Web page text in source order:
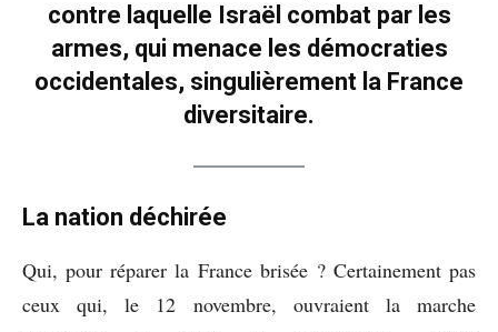
contre laquelle Israël combat par les
armes, qui menace les démocraties
occidentales, singulièrement la France
diversitaire.
La nation déchirée
Qui, pour réparer la France brisée ? Certainement pas
ceux qui, le 12 novembre, ouvraient la marche